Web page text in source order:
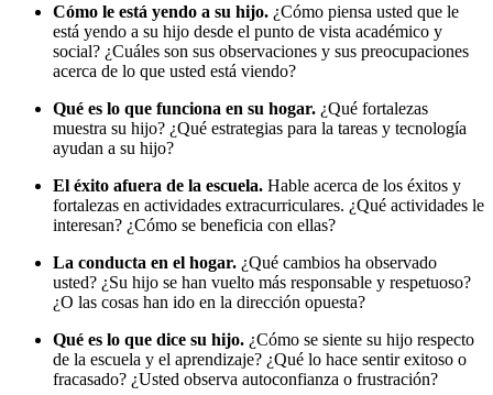
Cómo le está yendo a su hijo. ¿Cómo piensa usted que le
está yendo a su hijo desde el punto de vista académico y
social? ¿Cuáles son sus observaciones y sus preocupaciones
acerca de lo que usted está viendo?
Qué es lo que funciona en su hogar. ¿Qué fortalezas
muestra su hijo? ¿Qué estrategias para la tareas y tecnología
ayudan a su hijo?
El éxito afuera de la escuela. Hable acerca de los éxitos y
fortalezas en actividades extracurriculares. ¿Qué actividades le
interesan? ¿Cómo se beneficia con ellas?
La conducta en el hogar. ¿Qué cambios ha observado
usted? ¿Su hijo se han vuelto más responsable y respetuoso?
¿O las cosas han ido en la dirección opuesta?
Qué es lo que dice su hijo. ¿Cómo se siente su hijo respecto
de la escuela y el aprendizaje? ¿Qué lo hace sentir exitoso o
fracasado? ¿Usted observa autoconfianza o frustración?